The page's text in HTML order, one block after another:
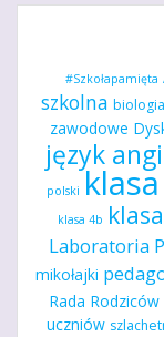
#Szkołapamięta
szkolna biologia
zawodowe
język
polski klasa
klasa 4b
Laboratoria
mikołajki
Rada Rodziców
uczniów